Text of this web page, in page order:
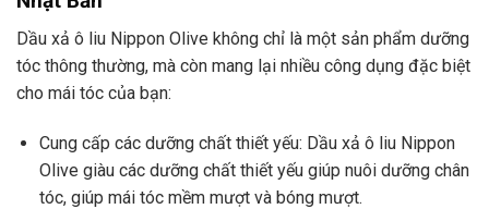
Dầu xả ô liu Nippon Olive không chỉ là một sản phẩm dưỡng
tóc thông thường, mà còn mang lại nhiều công dụng đặc biệt
cho mái tóc của bạn:
Cung cấp các dưỡng chất thiết yếu: Dầu xả ô liu Nippon
Olive giàu các dưỡng chất thiết yếu giúp nuôi dưỡng chân
tóc, giúp mái tóc mềm mượt và bóng mượt.